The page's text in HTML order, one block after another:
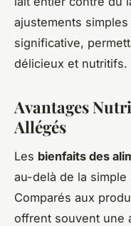
ajustements
significative,
délicieux et nutritifs.
Avantages
Allégés
Les bienfaits des
au-delà de la
Comparés aux
offrent souvent une